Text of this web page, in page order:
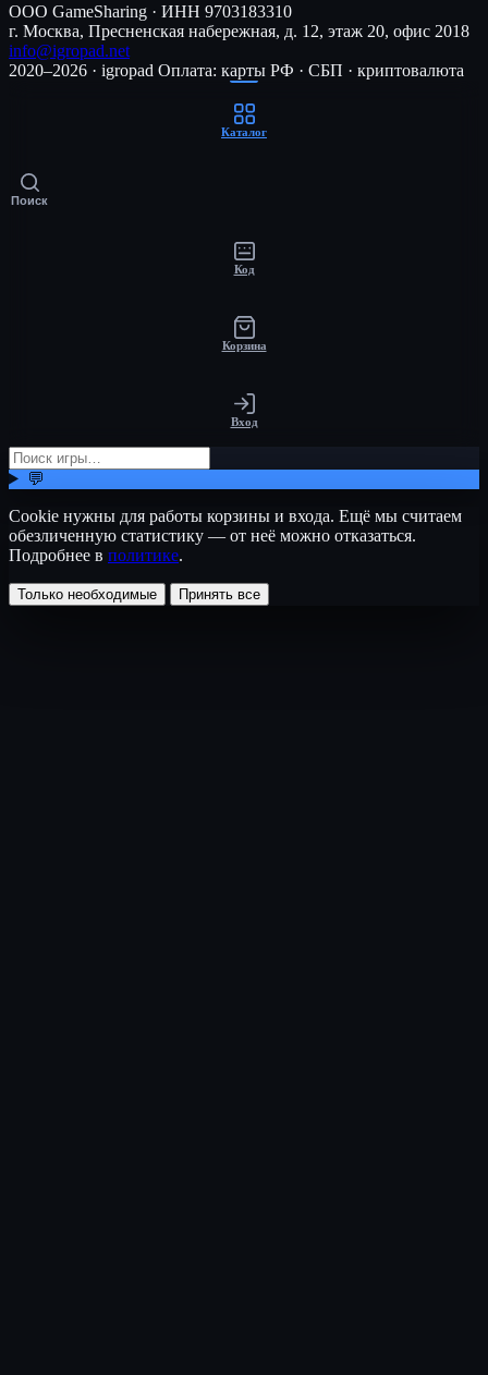
ООО GameSharing · ИНН 9703183310
г. Москва, Пресненская набережная, д. 12, этаж 20, офис 2018
info@igropad.net
2020–2026 · igropad Оплата: карты РФ · СБП · криптовалюта
Каталог
Поиск
Код
Корзина
Вход
💬
Cookie нужны для работы корзины и входа. Ещё мы считаем
обезличенную статистику — от неё можно отказаться.
Подробнее в политике.
Только необходимые Принять все